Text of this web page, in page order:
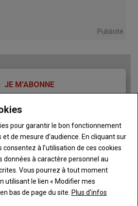
Publicité
JE M'ABONNE
de 85€
JE M'ABONNE
articles du site Terre de Touraine
Terre de Touraine au format
les supports
pour garantir le bon fonctionnement
de mesure d’audience. En cliquant sur
consentez à l’utilisation de ces cookies
données à caractère personnel au
Vous pourrez à tout moment
utilisant le lien « Modifier mes
bas de page du site. Plus d'infos